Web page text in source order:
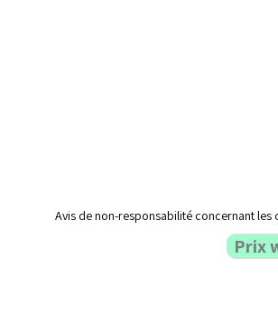
Avis de non-responsabilité concernant les
Prix